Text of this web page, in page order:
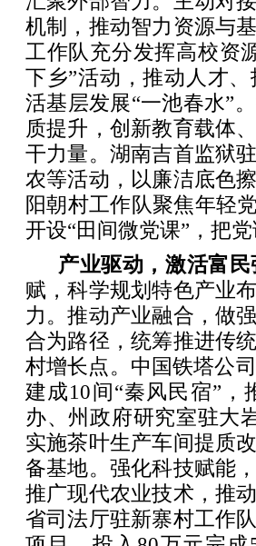
机制，推动智力资源与
工作队充分发挥高校资
下乡”活动，推动人才
活基层发展“一池春水”
质提升，创新教育载体
干力量。湖南吉首监狱
农等活动，以廉洁底色
阳朝村工作队聚焦年轻
开设“田间微党课”，把
产业驱动，激活富
赋，科学规划特色产业
力。推动产业融合，做
合为路径，统筹推进传
村增长点。中国铁塔公
建成10间“秦风民宿”
办、州政府研究室驻大
实施茶叶生产车间提质
备基地。强化科技赋能
推广现代农业技术，推
省司法厅驻新寨村工作